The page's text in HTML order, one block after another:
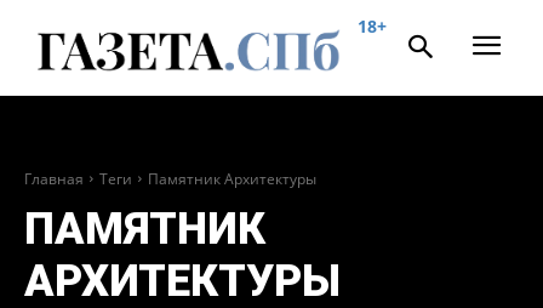
18+
Главная Теги Памятник Архитектуры
ПАМЯТНИК
АРХИТЕКТУРЫ